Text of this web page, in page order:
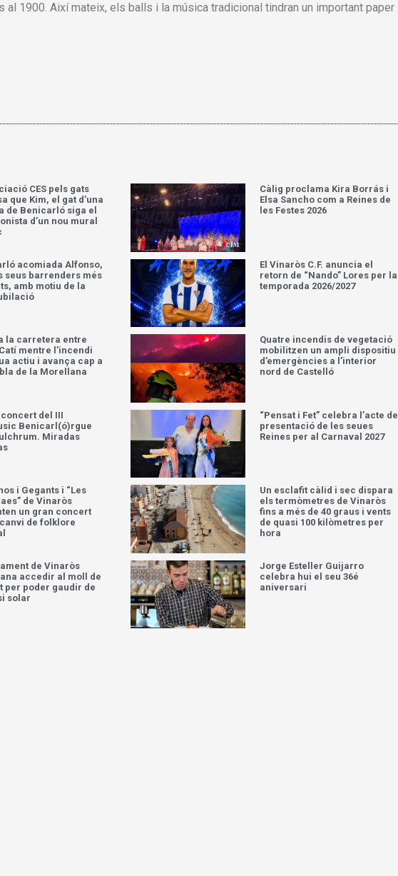
al 1900. Així mateix, els balls i la música tradicional tindran un important paper
CES pels gats
que Kim, el gat d’una
de Benicarló siga el
d’un nou mural
Càlig proclama Kira Borrás i
Elsa Sancho com a Reines de
les Festes 2026
acomiada Alfonso,
seus barrenders més
amb motiu de la
El Vinaròs C.F. anuncia el
retorn de “Nando” Lores per la
temporada 2026/2027
la carretera entre
mentre l’incendi
actiu i avança cap a
de la Morellana
Quatre incendis de vegetació
mobilitzen un ampli dispositiu
d’emergències a l’interior
nord de Castelló
concert del III
Benicarl(ó)rgue
Miradas
“Pensat i Fet” celebra l’acte de
presentació de les seues
Reines per al Carnaval 2027
i Gegants i “Les
de Vinaròs
un gran concert
de folklore
Un esclafit càlid i sec dispara
els termòmetres de Vinaròs
fins a més de 40 graus i vents
de quasi 100 kilòmetres per
hora
de Vinaròs
accedir al moll de
per poder gaudir de
solar
Jorge Esteller Guijarro
celebra hui el seu 36é
aniversari